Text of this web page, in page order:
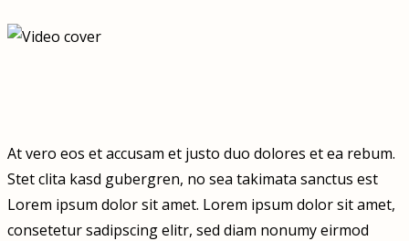
At vero eos et accusam et justo duo dolores et ea rebum.
Stet clita kasd gubergren, no sea takimata sanctus est
Lorem ipsum dolor sit amet. Lorem ipsum dolor sit amet,
consetetur sadipscing elitr, sed diam nonumy eirmod